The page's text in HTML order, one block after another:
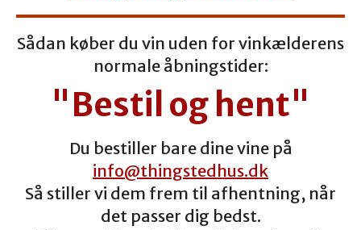
Sådan køber du vin uden for vinkælderens
normale åbningstider:
"Bestil og hent"
Du bestiller bare dine vine på
info@thingstedhus.dk
Så stiller vi dem frem til afhentning, når
det passer dig bedst.